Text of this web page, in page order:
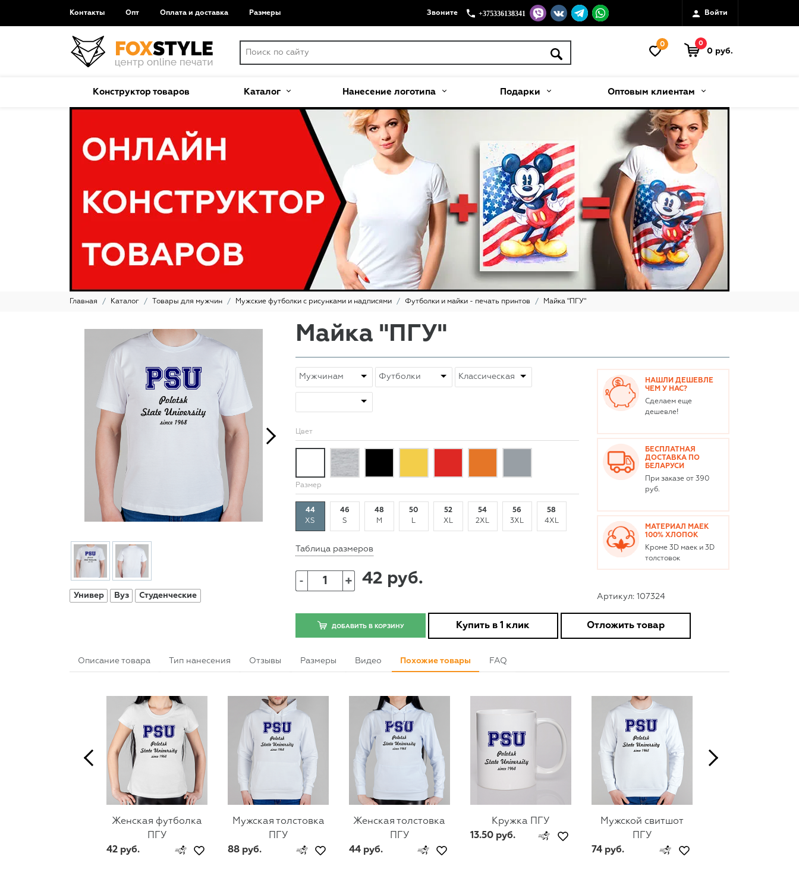
Контакты Опт Оплата и доставка Размеры Звоните +375336138341 Войти
0 0
0 руб.
Конструктор товаров Каталог Нанесение логотипа Подарки Оптовым клиентам
Главная Каталог Товары для мужчин Мужские футболки с рисунками и надписями Футболки и майки - печать принтов Майка "ПГУ"
Универ Вуз Студенческие
Майка "ПГУ"
Цвет
Размер
44
XS
46
S
48
M
50
L
52
XL
54
2XL
56
3XL
58
4XL
Таблица размеров
- + 42 руб.
НАШЛИ ДЕШЕВЛЕ
ЧЕМ У НАС?
Сделаем еще
дешевле!
БЕСПЛАТНАЯ
ДОСТАВКА ПО
БЕЛАРУСИ
При заказе от 390
руб.
МАТЕРИАЛ МАЕК
100% ХЛОПОК
Кроме 3D маек и 3D
толстовок
Артикул: 107324
ДОБАВИТЬ В КОРЗИНУ Купить в 1 клик Отложить товар
Описание товара Тип нанесения Отзывы Размеры Видео Похожие товары FAQ
Женская футболка
ПГУ
42 руб.
Мужская толстовка
ПГУ
88 руб.
Женская толстовка
ПГУ
44 руб.
Кружка ПГУ
13.50 руб.
Мужской свитшот
ПГУ
74 руб.